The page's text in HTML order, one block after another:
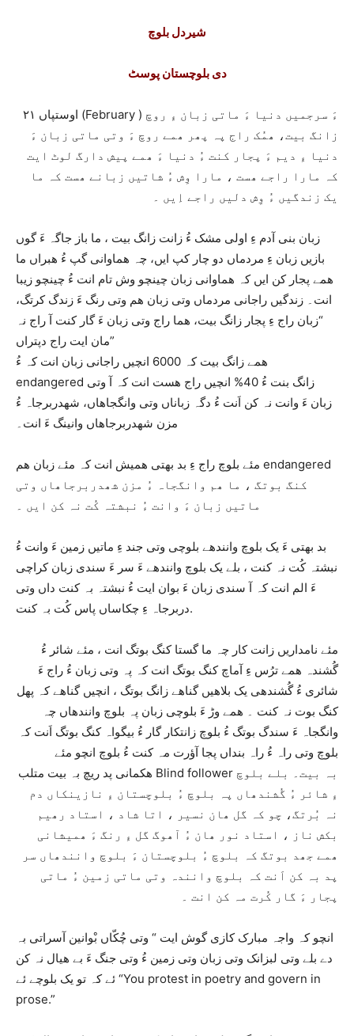
شیردل بلوچ
دی بلوچستان پوسٹ
۲۱ اوستپاں (February ) ءَ سرجمیں دنیا ءَ ماتی زبان ءِ روچ
زانگ بیت، ھمُک راج پہ پھر ھمے روچ ءَ وتی ماتی زبان ءَ
دنیا ءِ دیم ءَ پجار کنت ءُ دنیا ءَ ھمے پیش دارگ لوٹ ایت
کہ مارا راجے ھست ، مارا وِش ءُ شاتیں زبانے ھست کہ ما
یک زندگیں ءُ وِش دلیں راجے اِیں ۔
زبان بنی آدم ءِ اولی مشک ءُ زانت زانگ بیت ، ما باز جاگہ ءَ گوں
بازیں زبان ءِ مردماں دو چار کپ ایں، چہ ھماوانی گپ ءُ ھبراں ما
ھمے پجار کن ایں کہ ھماوانی زبان چینچو وش تام انت ءُ چینچو زیبا
انت۔ زندگیں راجانی مردماں وتی زبان ھم وتی رنگ ءَ زندگ کرتگ،
“زبان راج ءِ پجار زانگ بیت، ھما راج وتی زبان ءَ گار کنت آ راج نہ
مان ایت راج دپتراں”
ھمے زانگ بیت کہ 6000 انچیں راجانی زبان انت کہ ءُ
endangered زانگ بنت ءُ 40% انچیں راج ھست انت کہ آ وتی
زبان ءَ وانت نہ کن اَنت ءُ دگہ زباناں وتی وانگجاھاں، شھدربرجاہ ءُ
مزن شھدربرجاھاں وانینگ ءَ انت۔
مئے بلوچ راج ءِ بد بھتی ھمیش انت کہ مئے زبان ھم endangered
کنگ بوتگ ، ما ھم وانگجاہ ءُ مزن شھدربرجاھاں وتی
ماتیں زبان ءَ وانت ءُ نبشتہ کُت نہ کن ایں ۔
بد بھتی ءَ یک بلوچ وانندھے بلوچی وتی جند ءِ ماتیں زمین ءَ وانت ءُ
نبشتہ کُت نہ کنت ، بلے یک بلوچ وانندھے ءَ سر ءَ سندی زبان کراچی
ءَ الم انت کہ آ سندی زبان ءَ بوان ایت ءُ نبشتہ بہ کنت داں وتی
دربرجاہ ءِ چکاساں پاس کُت بہ کنت.
مئے نامداریں زانت کار چہ ما گستا کنگ بوتگ انت ، مئے شائر ءُ
گُشندہ ھمے ترُس ءِ آماچ کنگ بوتگ انت کہ پہ وتی زبان ءُ راج ءَ
شائری ءُ گُشندھی یک بلاھیں گناھے زانگ بوتگ ، انچیں گناھے کہ پھل
کنگ بوت نہ کنت ۔ ھمے وڑ ءَ بلوچی زبان پہ بلوچ وانندھاں چہ
وانگجاہ ءَ سندگ بوتگ ءُ بلوچ زانتکار گار ءُ بیگواہ کنگ بوتگ اَنت کہ
بلوچ وتی راہ ءُ راہ بنداں پجا آؤرت مہ کنت ءُ بلوچ انچو مئے
ھکمانی پد ریچ بہ بیت متلب Blind follower بہ بیت۔ بلے بلوچ
ءِ شائر ءُ گُشندھاں پہ بلوچ ءُ بلوچستان ءِ نازینکاں دم
نہ بُرتگ، چو کہ گل ھان نسیر ، اتا شاد ، استاد رھیم
بکش ناز ، استاد نور ھان ءُ آھوگ گل ءِ رنگ ءَ ھمیشانی
ھمے جھد بوتگ کہ بلوچ ءُ بلوچستان ءَ بلوچ وانندھاں سر
پد بہ کن اَنت کہ بلوچ وانندہ وتی ماتی زمین ءُ ماتی
پجار ءَ گار کُرت مہ کن انت ۔
انچو کہ واجہ مبارک کازی گوش ایت “ ‏وتی چُکّاں بْوانین آسراتی بہ
دے بلے وتی لبزانک وتی زبان وتی زمین ءُ وتی جنگ ءَ بے هیال نہ کن
ئے کہ تو یک بلوچے ئے “You protest in poetry and govern in
prose.”